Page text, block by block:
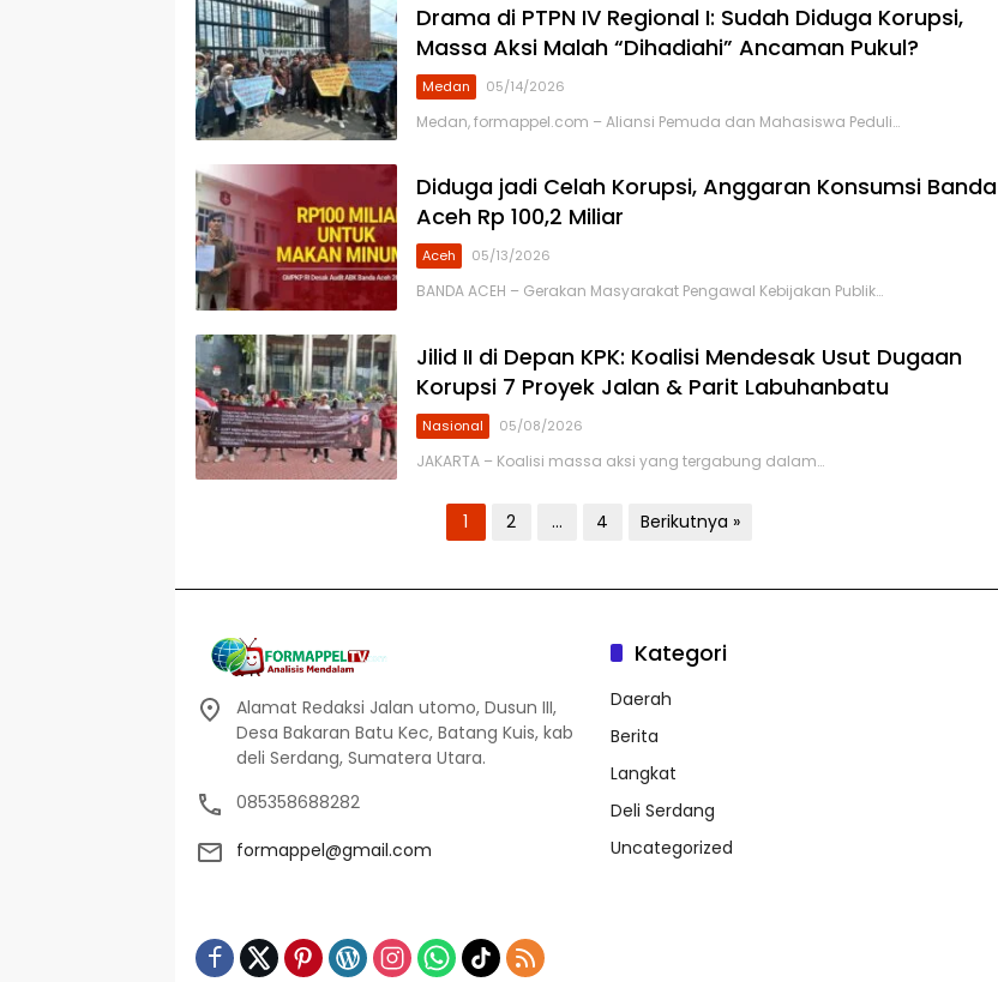
Drama di PTPN IV Regional I: Sudah Diduga Korupsi,
Massa Aksi Malah “Dihadiahi” Ancaman Pukul?
Medan 05/14/2026
Medan, formappel.com – Aliansi Pemuda dan Mahasiswa Peduli…
Diduga jadi Celah Korupsi, Anggaran Konsumsi Banda
Aceh Rp 100,2 Miliar
Aceh 05/13/2026
BANDA ACEH – Gerakan Masyarakat Pengawal Kebijakan Publik…
Jilid II di Depan KPK: Koalisi Mendesak Usut Dugaan
Korupsi 7 Proyek Jalan & Parit Labuhanbatu
Nasional 05/08/2026
JAKARTA – Koalisi massa aksi yang tergabung dalam…
1 2 … 4 Berikutnya »
Alamat Redaksi Jalan utomo, Dusun III,
Desa Bakaran Batu Kec, Batang Kuis, kab
deli Serdang, Sumatera Utara.
085358688282
formappel@gmail.com
Kategori
Daerah
Berita
Langkat
Deli Serdang
Uncategorized